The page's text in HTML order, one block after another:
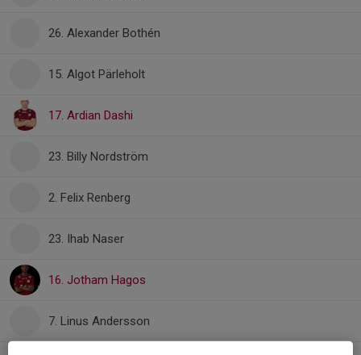
26. Alexander Bothén
15. Algot Pärleholt
17. Ardian Dashi
23. Billy Nordström
2. Felix Renberg
23. Ihab Naser
16. Jotham Hagos
7. Linus Andersson